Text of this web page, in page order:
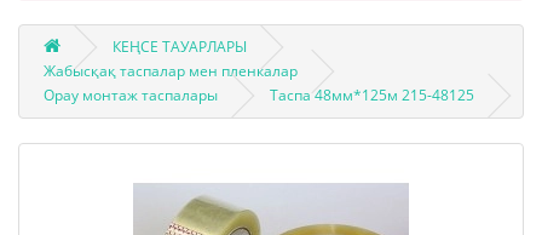
КЕҢСЕ ТАУАРЛАРЫ
Жабысқақ таспалар мен пленкалар
Орау монтаж таспалары
Таспа 48мм*125м 215-48125